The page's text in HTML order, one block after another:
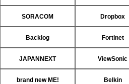
SORACOM Dropbox
Backlog Fortinet
JAPANNEXT ViewSonic
brand new ME! Belkin